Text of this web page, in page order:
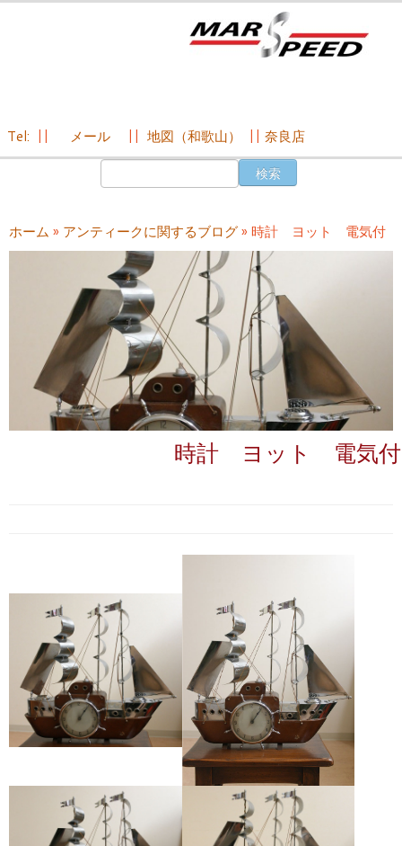
ン
ツ
Tel: メール 地図（和歌山） 奈良店
ホーム » アンティークに関するブログ» 時計 ヨット 電気付
時計 ヨット 電気付